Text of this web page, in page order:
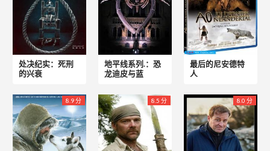
处决纪实：死刑
的兴衰
地平线系列.：恐
龙迪皮与蓝
最后的尼安德特
人
8.9 分 8.5 分 8.0 分